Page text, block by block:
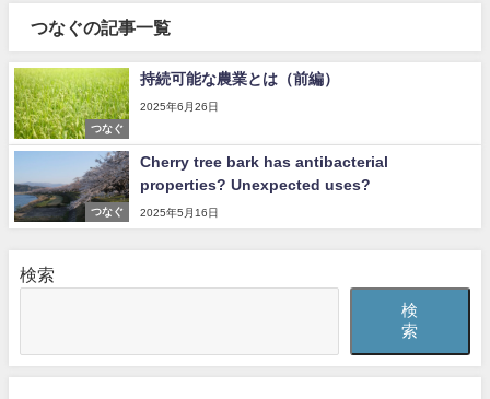
つなぐの記事一覧
つなぐ
持続可能な農業とは（前編）
2025年6月26日
つなぐ
Cherry tree bark has antibacterial
properties? Unexpected uses?
2025年5月16日
検索
検
索